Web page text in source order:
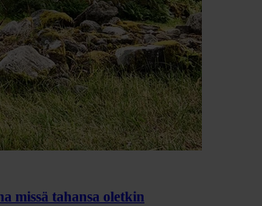
missä tahansa oletkin